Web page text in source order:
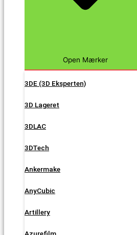
Open Mærker
3DE (3D Eksperten)
3D Lageret
3DLAC
3DTech
Ankermake
AnyCubic
Artillery
Azurefilm